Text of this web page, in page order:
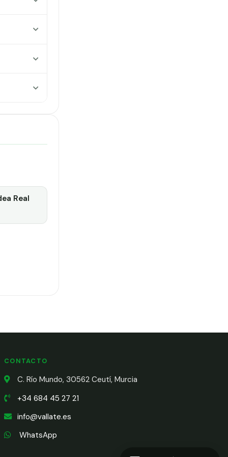
Real
CONTACTO
C. Río Mundo, 30562 Ceutí, Murcia
+34 684 45 27 21
info@vallate.es
WhatsApp